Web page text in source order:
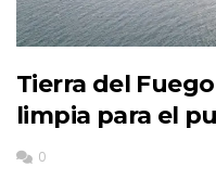
Tierra del
limpia para el
0